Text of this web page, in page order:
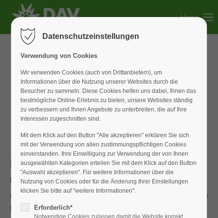
Der Eintrag "offcanvas-col2" existiert leider nicht.
Der Eintrag "offcanvas-col3" existiert leider nicht.
Der Eintrag "offcanvas-col4" existiert leider nicht.
Menu
Bike&Hike
Mit dem Mountainbike um die Rotwand
Die Weißenburger Hütte war wieder Ausgangspunkt für eine
Mountainbiketour der DAV-Sektion Weißenburg. Die Gruppe
Datenschutzeinstellungen
Verwendung von Cookies
Wir verwenden Cookies (auch von Drittanbietern), um
Informationen über die Nutzung unserer Websites durch die
Besucher zu sammeln. Diese Cookies helfen uns dabei, Ihnen das
bestmögliche Online-Erlebnis zu bieten, unsere Websites ständig
zu verbessern und Ihnen Angebote zu unterbreiten, die auf Ihre
Interessen zugeschnitten sind.
Mit dem Klick auf den Button "Alle akzeptieren" erklären Sie sich
mit der Verwendung von allen zustimmungspflichtigen Cookies
einverstanden. Ihre Einwilligung zur Verwendung der von Ihnen
ausgewählten Kategorien erteilen Sie mit dem Klick auf den Button
"Auswahl akzeptieren". Für weitere Informationen über die
Nutzung von Cookies oder für die Änderung Ihrer Einstellungen
klicken Sie bitte auf "weitere Informationen".
Erforderlich*
Notwendige Cookies zulassen damit die Website korrekt